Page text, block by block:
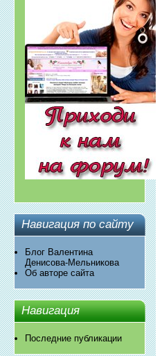
Навигация по сайту
Блог Валентина
Денисова-Мельникова
Об авторе сайта
Навигация
Последние публикации